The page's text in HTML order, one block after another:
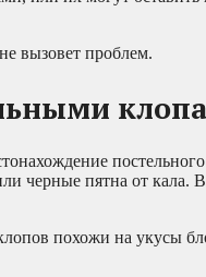
вызовет проблем.
черные пятна от кала.
похожи на укусы